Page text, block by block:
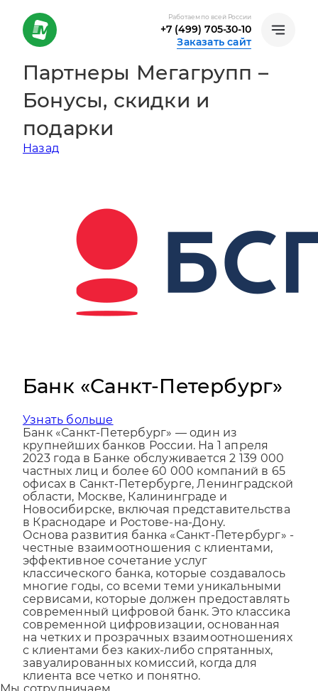
Работаем по всей России
+7 (499) 705-30-10
Заказать сайт
Партнеры Мегагрупп –
Бонусы, скидки и
подарки
Назад
Банк «Санкт-Петербург»
Узнать больше
Банк «Санкт-Петербург» — один из
крупнейших банков России. На 1 апреля
2023 года в Банке обслуживается 2 139 000
частных лиц и более 60 000 компаний в 65
офисах в Санкт-Петербурге, Ленинградской
области, Москве, Калининграде и
Новосибирске, включая представительства
в Краснодаре и Ростове-на-Дону.
Основа развития банка «Санкт-Петербург» -
честные взаимоотношения с клиентами,
эффективное сочетание услуг
классического банка, которые создавалось
многие годы, со всеми теми уникальными
сервисами, которые должен предоставлять
современный цифровой банк. Это классика
современной цифровизации, основанная
на четких и прозрачных взаимоотношениях
с клиентами без каких-либо спрятанных,
завуалированных комиссий, когда для
клиента все четко и понятно.